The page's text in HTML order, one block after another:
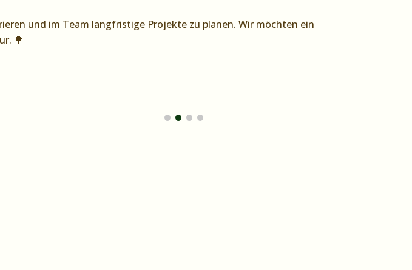
und im Team langfristige Projekte zu planen. Wir möchten ein
🌳